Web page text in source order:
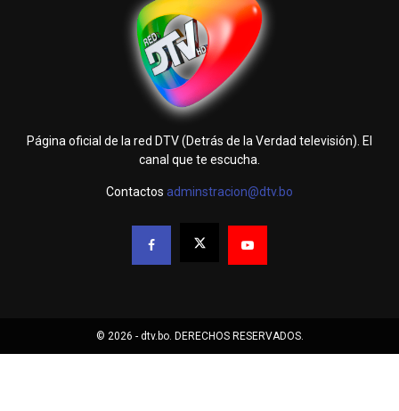
Página oficial de la red DTV (Detrás de la Verdad televisión). El
canal que te escucha.
Contactos adminstracion@dtv.bo
© 2026 - dtv.bo. DERECHOS RESERVADOS.